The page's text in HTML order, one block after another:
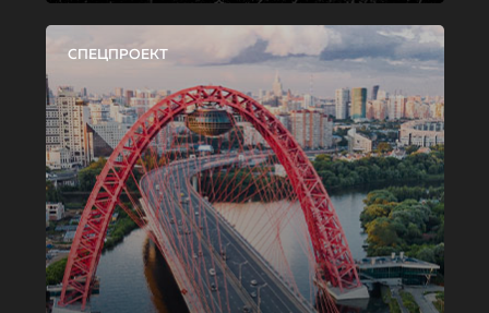
СПЕЦПРОЕКТ